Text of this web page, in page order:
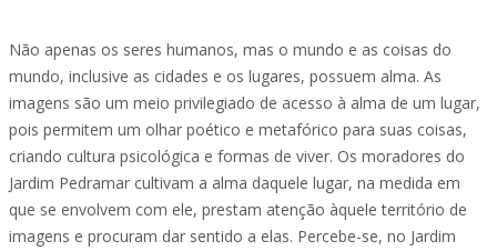
Não apenas os seres humanos, mas o mundo e as coisas do
mundo, inclusive as cidades e os lugares, possuem alma. As
imagens são um meio privilegiado de acesso à alma de um lugar,
pois permitem um olhar poético e metafórico para suas coisas,
criando cultura psicológica e formas de viver. Os moradores do
Jardim Pedramar cultivam a alma daquele lugar, na medida em
que se envolvem com ele, prestam atenção àquele território de
imagens e procuram dar sentido a elas. Percebe-se, no Jardim